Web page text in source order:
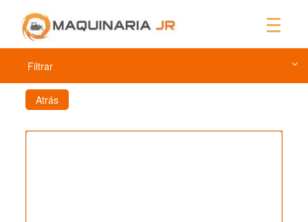
Filtrar
Atrás